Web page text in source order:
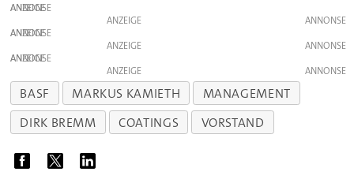
ANZEIGE
ANZEIGE
ANZEIGE
ANZEIGE
ANZEIGE
ANZEIGE
BASF MARKUS KAMIETH
MANAGEMENT
DIRK BREMM
COATINGS VORSTAND